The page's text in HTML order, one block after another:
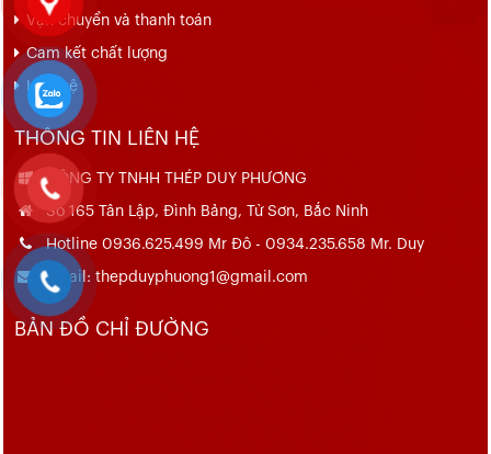
Vận chuyển và thanh toán
Cam kết chất lượng
Liên hệ
THÔNG TIN LIÊN HỆ
CÔNG TY TNHH THÉP DUY PHƯƠNG
Số 165 Tân Lập, Đình Bảng, Từ Sơn, Bắc Ninh
Hotline 0936.625.499 Mr Đô - 0934.235.658 Mr. Duy
Email: thepduyphuong1@gmail.com
BẢN ĐỒ CHỈ ĐƯỜNG